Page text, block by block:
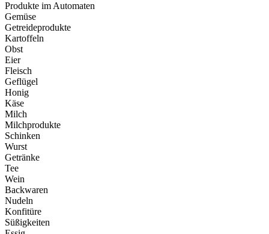
Produkte im Automaten
Gemüse
Getreideprodukte
Kartoffeln
Obst
Eier
Fleisch
Geflügel
Honig
Käse
Milch
Milchprodukte
Schinken
Wurst
Getränke
Tee
Wein
Backwaren
Nudeln
Konfitüre
Süßigkeiten